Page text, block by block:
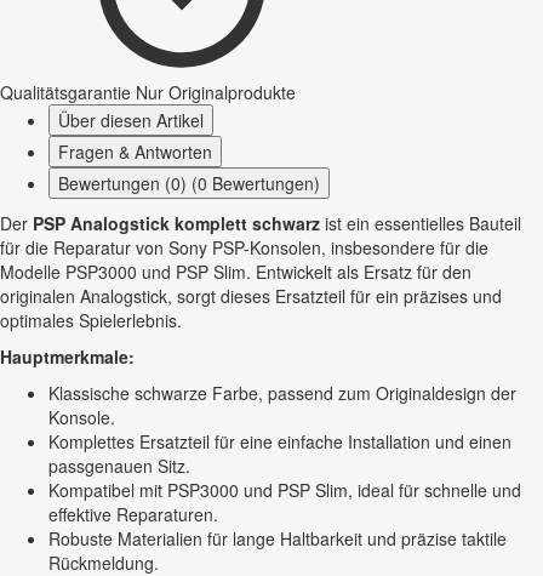
Qualitätsgarantie Nur Originalprodukte
Über diesen Artikel
Fragen & Antworten
Bewertungen (0) (0 Bewertungen)
Der PSP Analogstick komplett schwarz ist ein essentielles Bauteil
für die Reparatur von Sony PSP-Konsolen, insbesondere für die
Modelle PSP3000 und PSP Slim. Entwickelt als Ersatz für den
originalen Analogstick, sorgt dieses Ersatzteil für ein präzises und
optimales Spielerlebnis.
Hauptmerkmale:
Klassische schwarze Farbe, passend zum Originaldesign der
Konsole.
Komplettes Ersatzteil für eine einfache Installation und einen
passgenauen Sitz.
Kompatibel mit PSP3000 und PSP Slim, ideal für schnelle und
effektive Reparaturen.
Robuste Materialien für lange Haltbarkeit und präzise taktile
Rückmeldung.